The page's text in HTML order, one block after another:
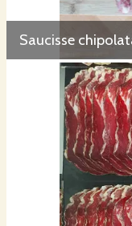
Saucisse